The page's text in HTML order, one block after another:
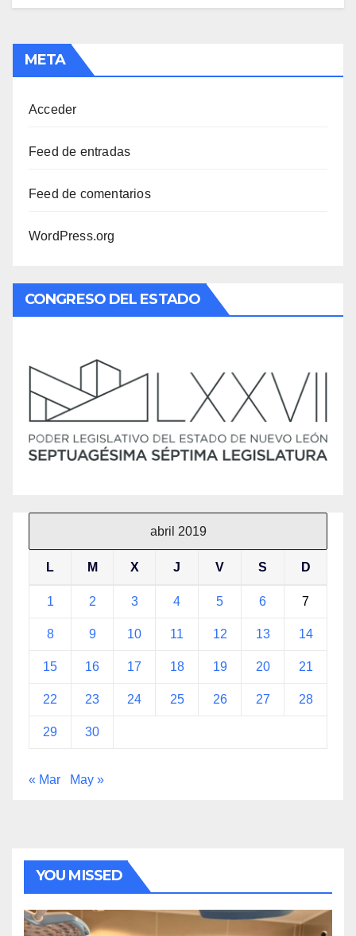
META
Acceder
Feed de entradas
Feed de comentarios
WordPress.org
CONGRESO DEL ESTADO
abril 2019
L M X J V S D
1 2 3 4 5 6 7
8 9 10 11 12 13 14
15 16 17 18 19 20 21
22 23 24 25 26 27 28
29 30
« Mar May »
YOU MISSED